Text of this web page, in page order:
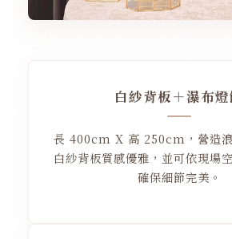
白紗背板＋瀑布燈
長 400cm X 高 250cm，營造浪
白紗背板質感優雅，並可依現場
確保細節完美。